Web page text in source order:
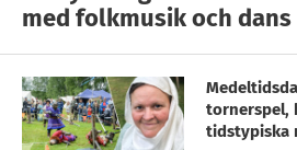
med folkmusik och dans
tornerspel,
tidstypiska